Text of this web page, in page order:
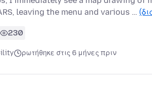
leaving the menu and various …
230
ρωτήθηκε στις 6 μήνες πριν